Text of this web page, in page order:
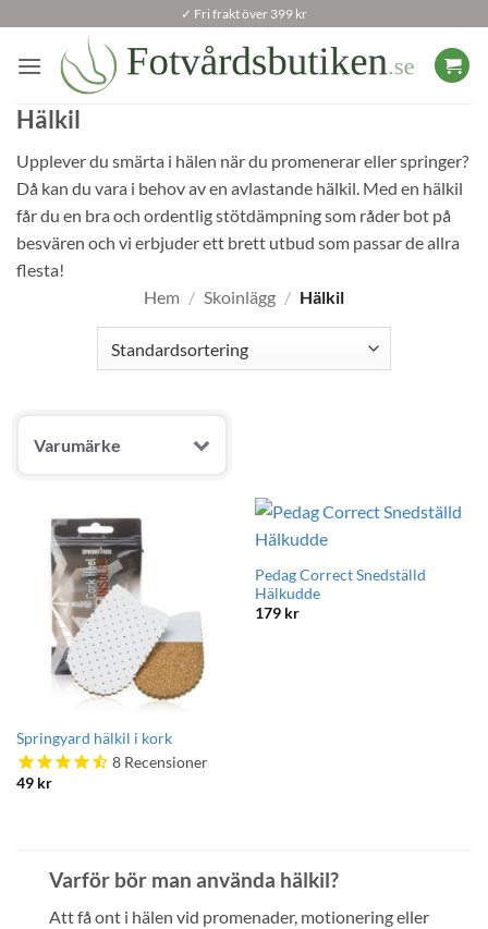
content
✓ Fri frakt över 399 kr
Hälkil
Upplever du smärta i hälen när du promenerar eller springer?
Då kan du vara i behov av en avlastande hälkil. Med en hälkil
får du en bra och ordentlig stötdämpning som råder bot på
besvären och vi erbjuder ett brett utbud som passar de allra
flesta!
Hem / Skoinlägg / Hälkil
Varumärke
Springyard hälkil i kork
8Recensioner
49 kr
Pedag Correct Snedställd
Hälkudde
179 kr
Varför bör man använda hälkil?
Att få ont i hälen vid promenader, motionering eller